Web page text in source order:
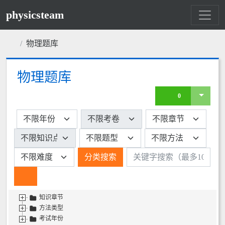
physicsteam
物理题库
物理题库
0
分类搜索
知识章节
方法类型
考试年份